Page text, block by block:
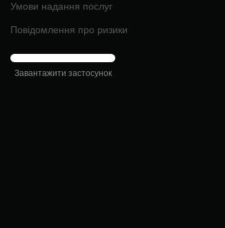
Умови надання послуг
Повідомлення про ризики
Завантажити застосунок